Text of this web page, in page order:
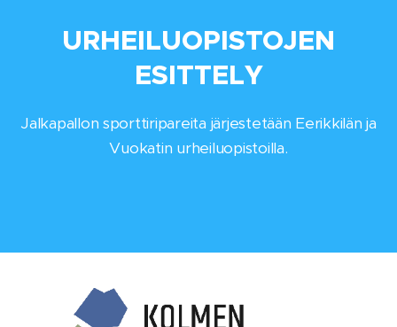
URHEILUOPISTOJEN
ESITTELY
Jalkapallon sporttiripareita järjestetään Eerikkilän ja
Vuokatin urheiluopistoilla.